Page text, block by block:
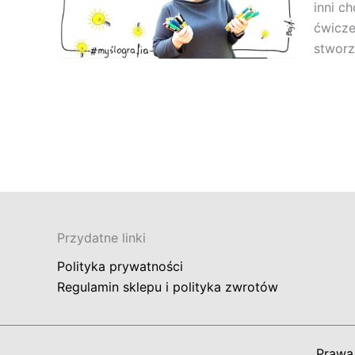
inni
Przydatne linki
Polityka prywatności
Regulamin sklepu i polityka zwrotów